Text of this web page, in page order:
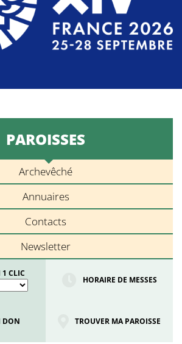
PAROISSES
Archevêché
Annuaires
Contacts
Newsletter
1 CLIC
HORAIRE DE MESSES
DON TROUVER MA PAROISSE